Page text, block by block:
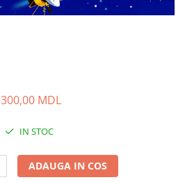
300,00 MDL
IN STOC
ADAUGA IN COS